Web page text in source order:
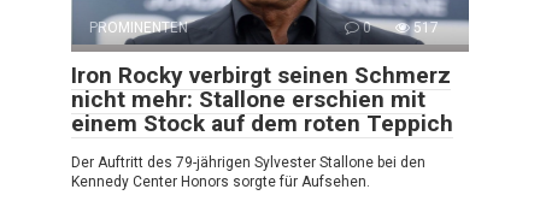
PROMINENTEN 0 517
Iron Rocky verbirgt seinen Schmerz
nicht mehr: Stallone erschien mit
einem Stock auf dem roten Teppich
Der Auftritt des 79-jährigen Sylvester Stallone bei den
Kennedy Center Honors sorgte für Aufsehen.